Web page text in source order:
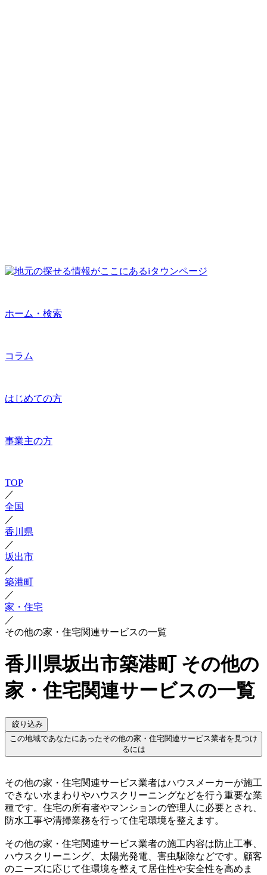
ホーム・検索
コラム
はじめての方
事業主の方
TOP
／
全国
／
香川県
／
坂出市
／
築港町
／
家・住宅
／
その他の家・住宅関連サービスの一覧
香川県坂出市築港町 その他の
家・住宅関連サービスの一覧
絞り込み
この地域であなたにあったその他の家・住宅関連サービス業者を見つけ
るには
その他の家・住宅関連サービス業者はハウスメーカーが施工
できない水まわりやハウスクリーニングなどを行う重要な業
種です。住宅の所有者やマンションの管理人に必要とされ、
防水工事や清掃業務を行って住宅環境を整えます。
その他の家・住宅関連サービス業者の施工内容は防止工事、
ハウスクリーニング、太陽光発電、害虫駆除などです。顧客
のニーズに応じて住環境を整えて居住性や安全性を高めま